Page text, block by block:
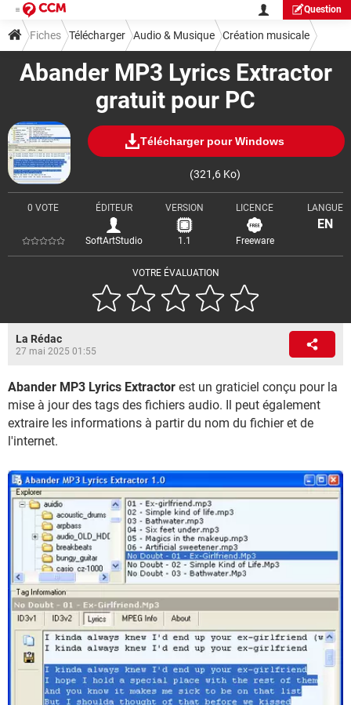
Question
Abander MP3 Lyrics Extractor
gratuit pour PC
Télécharger pour Windows
(321,6 Ko)
VOTRE ÉVALUATION
0 VOTE ÉDITEUR
SoftArtStudio
VERSION
1.1
LICENCE
Freeware
LANGUE
EN
Fiches Télécharger Audio & Musique Création musicale
La Rédac
27 mai 2025 01:55
Abander MP3 Lyrics Extractor est un graticiel conçu pour la
mise à jour des tags des fichiers audio. Il peut également
extraire les informations à partir du nom du fichier et de
l'internet.